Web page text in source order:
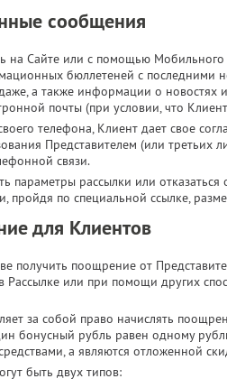
сообщения
на Сайте или с помощью
бюллетеней с последними
а также информации о новостях
почты (при условии, что
телефона, Клиент дает свое
Представителем (или
связи.​
параметры рассылки или
пройдя по специальной ссылке,
для Клиентов
получить поощрение от
Рассылке или при помощи других
за собой право начислять
бонусный рубль равен одному
а являются отложенной
быть двух типов: